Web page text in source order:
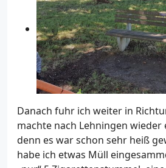
Danach fuhr ich weiter in
machte nach Lehningen wieder
denn es war schon sehr heiß
habe ich etwas Müll